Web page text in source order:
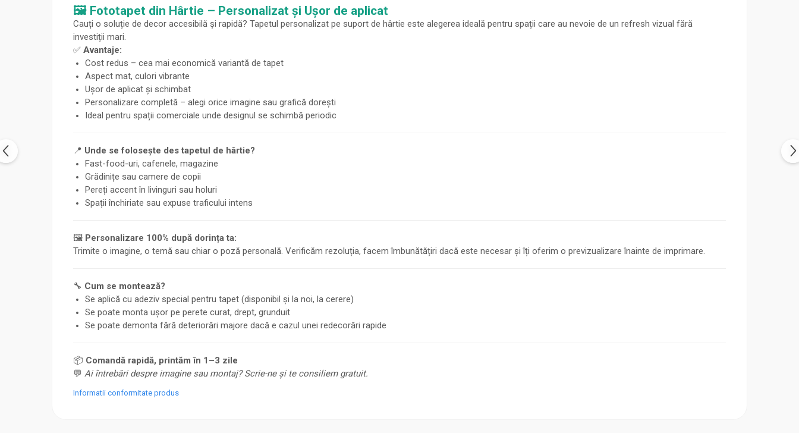
🖼️ Fototapet din Hârtie – Personalizat și Ușor de aplicat
Cauți o soluție de decor accesibilă și rapidă? Tapetul personalizat pe suport de hârtie este alegerea ideală pentru spații care au nevoie de un refresh vizual fără
investiții mari.
✅ Avantaje:
Cost redus – cea mai economică variantă de tapet
Aspect mat, culori vibrante
Ușor de aplicat și schimbat
Personalizare completă – alegi orice imagine sau grafică dorești
Ideal pentru spații comerciale unde designul se schimbă periodic
📍 Unde se folosește des tapetul de hârtie?
Fast-food-uri, cafenele, magazine
Grădinițe sau camere de copii
Pereți accent în livinguri sau holuri
Spații închiriate sau expuse traficului intens
🖼️ Personalizare 100% după dorința ta:
Trimite o imagine, o temă sau chiar o poză personală. Verificăm rezoluția, facem îmbunătățiri dacă este necesar și îți oferim o previzualizare înainte de imprimare.
🔧 Cum se montează?
Se aplică cu adeziv special pentru tapet (disponibil și la noi, la cerere)
Se poate monta ușor pe perete curat, drept, grunduit
Se poate demonta fără deteriorări majore dacă e cazul unei redecorări rapide
📦 Comandă rapidă, printăm în 1–3 zile
💬 Ai întrebări despre imagine sau montaj? Scrie-ne și te consiliem gratuit.
Informatii conformitate produs